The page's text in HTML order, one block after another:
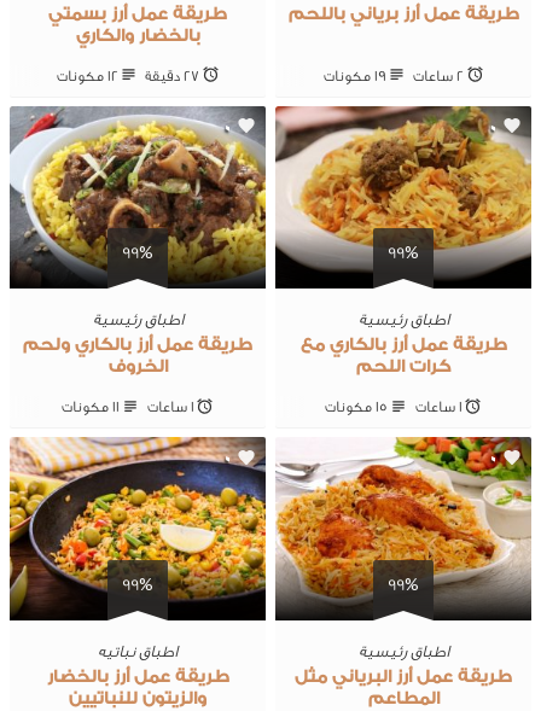
طريقة عمل أرز برياني باللحم
2 ساعات 19 ‎مكونات
طريقة عمل أرز بسمتي
بالخضار والكاري
27 ‎دقيقة 12 ‎مكونات
99%
0
اطباق رئيسية
طريقة عمل أرز بالكاري مع
كرات اللحم
1 ساعات 15 ‎مكونات
99%
0
اطباق رئيسية
طريقة عمل أرز بالكاري ولحم
الخروف
1 ساعات 11 ‎مكونات
99%
0
اطباق رئيسية
طريقة عمل أرز البرياني مثل
المطاعم
99%
0
اطباق نباتيه
طريقة عمل أرز بالخضار
والزيتون للنباتيين